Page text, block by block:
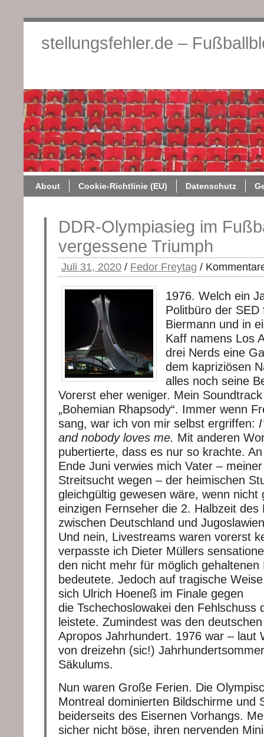
stellungsfehler.de –
About Cookie-Richtlinie (EU) Datenschutz
DDR-Olympiasieg im
vergessene Triumph
Juli 31, 2020 / Fedor Freytag /
1976. Welch ein
Politbüro der
Biermann und in
Kaff namens Los
drei Nerds eine
dem kapriziösen
alles noch seine
Vorerst eher weniger. Mein
„Bohemian Rhapsody“. Immer wenn
sang, war ich von mir selbst ergriffen:
and nobody loves me. Mit anderen
pubertierte, dass es nur so krachte.
Ende Juni verwies mich Vater –
Streitsucht wegen – der heimischen
gleichgültig gewesen wäre, wenn nicht
einzigen Fernseher die 2. Halbzeit des
zwischen Deutschland und
Und nein, Livestreams waren vorerst
verpasste ich Dieter Müllers
den nicht mehr für möglich gehaltenen
bedeutete. Jedoch auf tragische
sich Ulrich Hoeneß im Finale gegen
die Tschechoslowakei den Fehlschuss
leistete. Zumindest was den
Apropos Jahrhundert. 1976 war – laut
von dreizehn (sic!)
Säkulums.
Nun waren Große Ferien. Die
Montreal dominierten Bildschirme und
beiderseits des Eisernen Vorhangs.
sicher nicht böse, ihren nervenden